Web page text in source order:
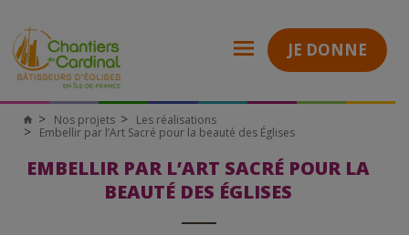
JE DONNE
Chantiers
du
Nos projets
Les réalisations
Embellir par l’Art Sacré pour la beauté des Églises
EMBELLIR PAR L’ART SACRÉ POUR LA
BEAUTÉ DES ÉGLISES